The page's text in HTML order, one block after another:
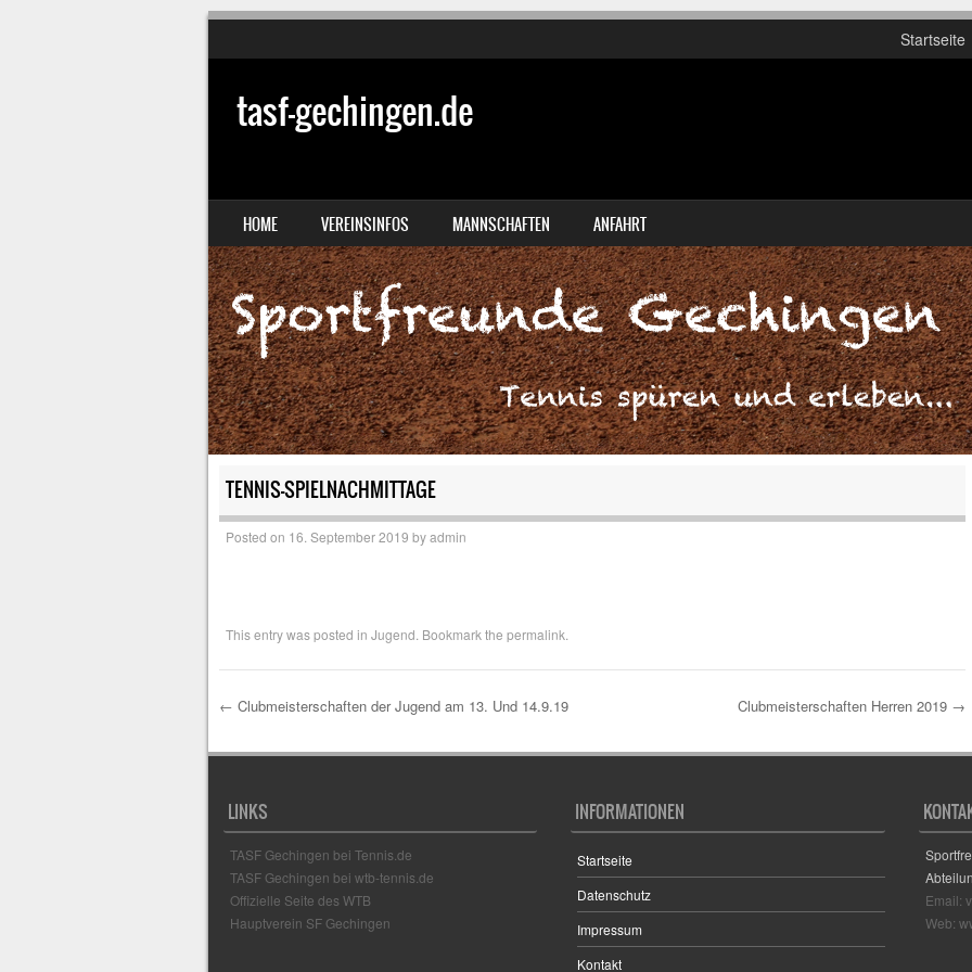
Startseite
tasf-gechingen.de
MENU
SKIP TO CONTENT
HOME VEREINSINFOS MANNSCHAFTEN ANFAHRT
TENNIS-SPIELNACHMITTAGE
Posted on 16. September 2019 byadmin
This entry was posted in Jugend . Bookmark the permalink
Post navigation
← Clubmeisterschaften der Jugend am 13. Und 14.9.19 Clubmeisterschaften Herren 2019 →
LINKS
TASF Gechingen bei Tennis.de
TASF Gechingen bei wtb-tennis.de
Offizielle Seite des WTB
Hauptverein SF Gechingen
INFORMATIONEN
Startseite
Datenschutz
Impressum
Kontakt
Email:
Web: